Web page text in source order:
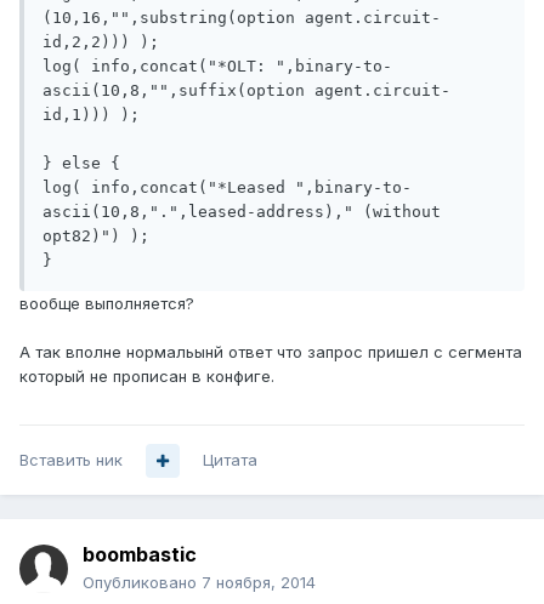
(10,16,"",substring(option agent.circuit-
id,2,2))) );
log( info,concat("*OLT: ",binary-to-
ascii(10,8,"",suffix(option agent.circuit-
id,1))) );
} else {
log( info,concat("*Leased ",binary-to-
ascii(10,8,".",leased-address)," (without
opt82)") );
}
вообще выполняется?
А так вполне нормальынй ответ что запрос пришел с сегмента
который не прописан в конфиге.
Вставить ник Цитата
boombastic
Опубликовано 7 ноября, 2014